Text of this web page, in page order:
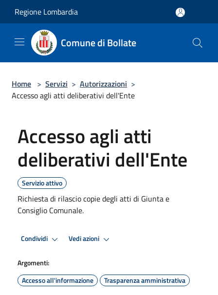
Regione Lombardia
Comune di Bollate
Home > Servizi > Autorizzazioni >
Accesso agli atti deliberativi dell'Ente
Accesso agli atti
deliberativi dell'Ente
Servizio attivo
Richiesta di rilascio copie degli atti di Giunta e
Consiglio Comunale.
Condividi Vedi azioni
Argomenti:
Accesso all'informazione
Trasparenza amministrativa